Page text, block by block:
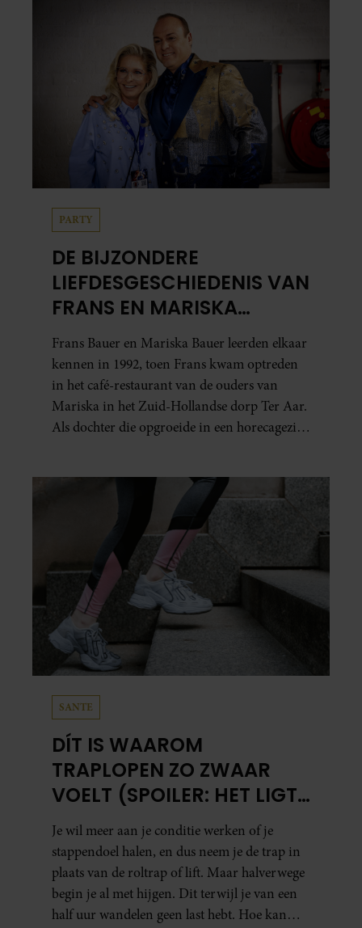
PARTY
DE BIJZONDERE
LIEFDESGESCHIEDENIS VAN
FRANS EN MARISKA
BAUER: OOK IN BED
ELKAARS EERSTE
Frans Bauer en Mariska Bauer leerden elkaar
kennen in 1992, toen Frans kwam optreden
in het café-restaurant van de ouders van
Mariska in het Zuid-Hollandse dorp Ter Aar.
Als dochter die opgroeide in een horecagezin
SANTE
DÍT IS WAAROM
TRAPLOPEN ZO ZWAAR
VOELT (SPOILER: HET LIGT
NIET AAN JE CONDITIE)
Je wil meer aan je conditie werken of je
stappendoel halen, en dus neem je de trap in
plaats van de roltrap of lift. Maar halverwege
begin je al met hijgen. Dit terwijl je van een
half uur wandelen geen last hebt. Hoe kan